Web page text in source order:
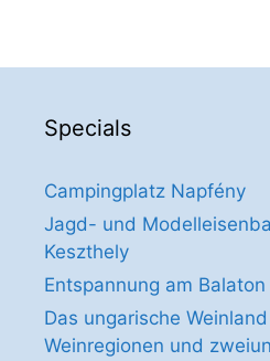
Specials
Campingplatz Napfény
Jagd- und
Keszthely
Entspannung am Balaton
Das ungarische
Weinregionen und